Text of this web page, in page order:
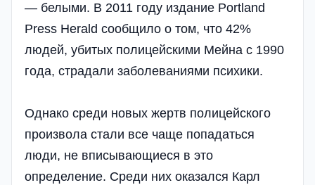
— белыми. В 2011 году издание Portland
Press Herald сообщило о том, что 42%
людей, убитых полицейскими Мейна с 1990
года, страдали заболеваниями психики.
Однако среди новых жертв полицейского
произвола стали все чаще попадаться
люди, не вписывающиеся в это
определение. Среди них оказался Карл